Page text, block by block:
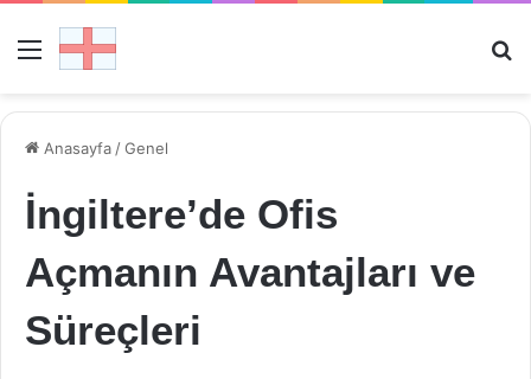
Menü
Anasayfa /Genel
İngiltere’de Ofis
Açmanın Avantajları ve
Süreçleri